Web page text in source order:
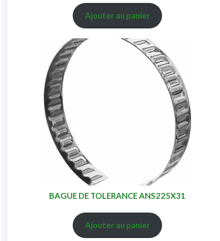
Ajouter au panier
BAGUE DE TOLERANCE ANS225X31
Ajouter au panier